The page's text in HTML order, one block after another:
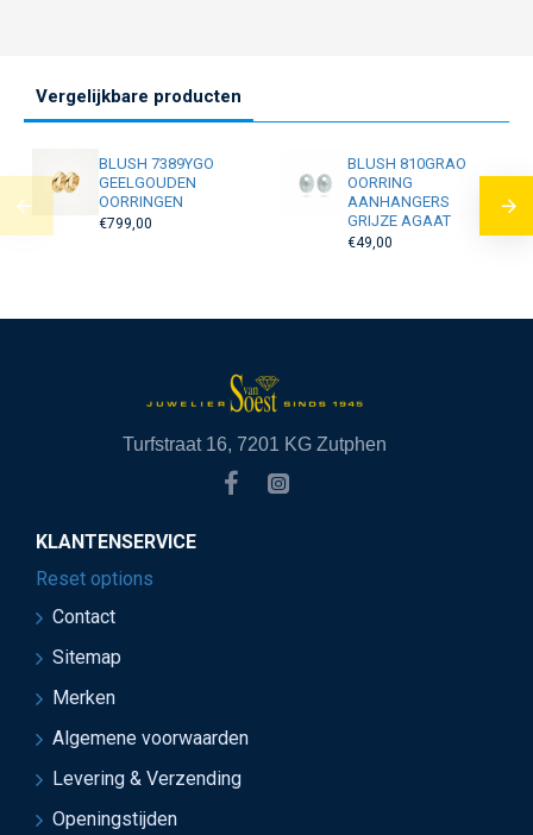
Vergelijkbare producten
BLUSH 7389YGO
GEELGOUDEN
OORRINGEN
€799,00
BLUSH 810GRAO
OORRING
AANHANGERS
GRIJZE AGAAT
€49,00
Turfstraat 16, 7201 KG Zutphen
KLANTENSERVICE
Reset options
Contact
Sitemap
Merken
Algemene voorwaarden
Levering & Verzending
Openingstijden